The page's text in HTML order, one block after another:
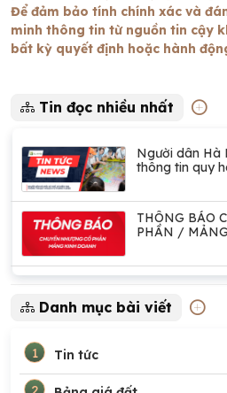
Để đảm bảo tính chính xác và
minh thông tin từ nguồn tin cậy
bất kỳ quyết định hoặc hành
Tin đọc nhiều nhất
Người dân Hà
thông tin quy
THÔNG BÁO
PHẦN /
Danh mục bài viết
1 Tin tức
2